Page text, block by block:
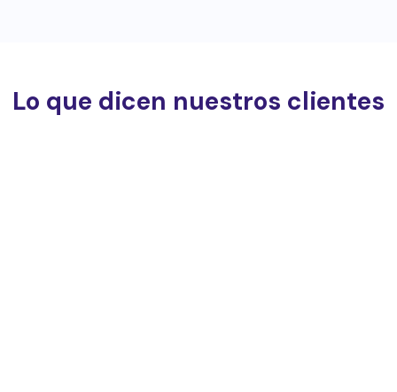
Lo que dicen nuestros clientes